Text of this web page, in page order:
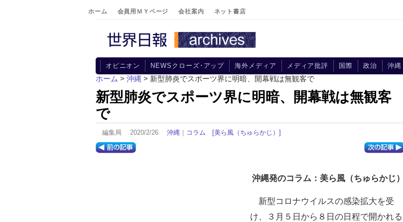
ホーム 会員用ＭＹページ 会社案内 ネット書店
オピニオン NEWSクローズ･アップ 海外メディア メディア批評 国際 政治 沖縄
ホーム > 沖縄 > 新型肺炎でスポーツ界に明暗、開幕戦は無観客で
新型肺炎でスポーツ界に明暗、開幕戦は無観客
で
編集局 2020/2/26 沖縄 ｜ コラム [美ら風（ちゅらかじ）]
沖縄発のコラム：美ら風（ちゅらかじ）
新型コロナウイルスの感染拡大を受
け、３月５日から８日の日程で開かれる